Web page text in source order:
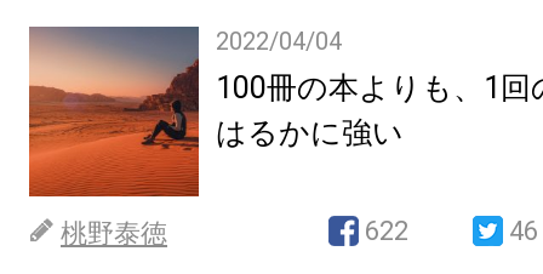
2022/04/04
100冊の本よりも、1回
はるかに強い
桃野泰徳 622 46